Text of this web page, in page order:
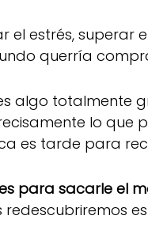
estrés, superar
querría
algo totalmente
lo que
es tarde para
para sacarle el